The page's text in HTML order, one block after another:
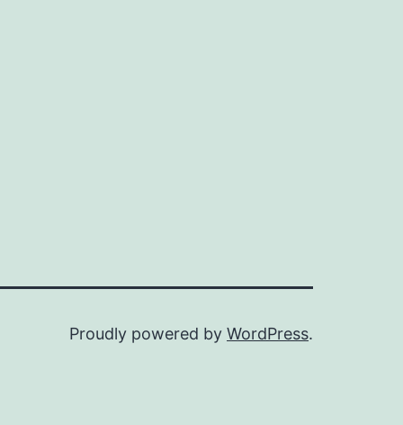
Proudly powered by WordPress.